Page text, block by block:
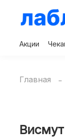
Акции
Главная